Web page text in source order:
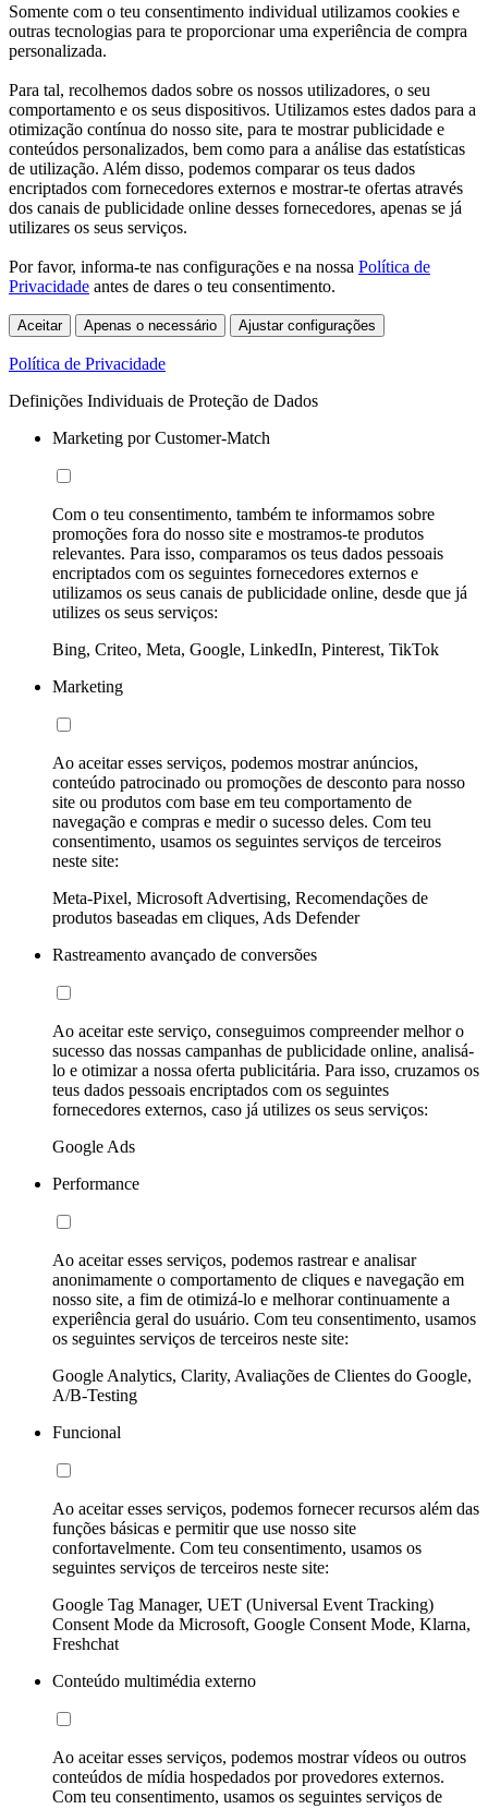
Somente com o teu consentimento individual utilizamos cookies e
outras tecnologias para te proporcionar uma experiência de compra
personalizada.
Para tal, recolhemos dados sobre os nossos utilizadores, o seu
comportamento e os seus dispositivos. Utilizamos estes dados para a
otimização contínua do nosso site, para te mostrar publicidade e
conteúdos personalizados, bem como para a análise das estatísticas
de utilização. Além disso, podemos comparar os teus dados
encriptados com fornecedores externos e mostrar-te ofertas através
dos canais de publicidade online desses fornecedores, apenas se já
utilizares os seus serviços.
Por favor, informa-te nas configurações e na nossa Política de
Privacidade antes de dares o teu consentimento.
Aceitar Apenas o necessário Ajustar configurações
Política de Privacidade
Definições Individuais de Proteção de Dados
Marketing por Customer-Match
Com o teu consentimento, também te informamos sobre
promoções fora do nosso site e mostramos-te produtos
relevantes. Para isso, comparamos os teus dados pessoais
encriptados com os seguintes fornecedores externos e
utilizamos os seus canais de publicidade online, desde que já
utilizes os seus serviços:
Bing, Criteo, Meta, Google, LinkedIn, Pinterest, TikTok
Marketing
Ao aceitar esses serviços, podemos mostrar anúncios,
conteúdo patrocinado ou promoções de desconto para nosso
site ou produtos com base em teu comportamento de
navegação e compras e medir o sucesso deles. Com teu
consentimento, usamos os seguintes serviços de terceiros
neste site:
Meta-Pixel, Microsoft Advertising, Recomendações de
produtos baseadas em cliques, Ads Defender
Rastreamento avançado de conversões
Ao aceitar este serviço, conseguimos compreender melhor o
sucesso das nossas campanhas de publicidade online, analisá-
lo e otimizar a nossa oferta publicitária. Para isso, cruzamos os
teus dados pessoais encriptados com os seguintes
fornecedores externos, caso já utilizes os seus serviços:
Google Ads
Performance
Ao aceitar esses serviços, podemos rastrear e analisar
anonimamente o comportamento de cliques e navegação em
nosso site, a fim de otimizá-lo e melhorar continuamente a
experiência geral do usuário. Com teu consentimento, usamos
os seguintes serviços de terceiros neste site:
Google Analytics, Clarity, Avaliações de Clientes do Google,
A/B-Testing
Funcional
Ao aceitar esses serviços, podemos fornecer recursos além das
funções básicas e permitir que use nosso site
confortavelmente. Com teu consentimento, usamos os
seguintes serviços de terceiros neste site:
Google Tag Manager, UET (Universal Event Tracking)
Consent Mode da Microsoft, Google Consent Mode, Klarna,
Freshchat
Conteúdo multimédia externo
Ao aceitar esses serviços, podemos mostrar vídeos ou outros
conteúdos de mídia hospedados por provedores externos.
Com teu consentimento, usamos os seguintes serviços de